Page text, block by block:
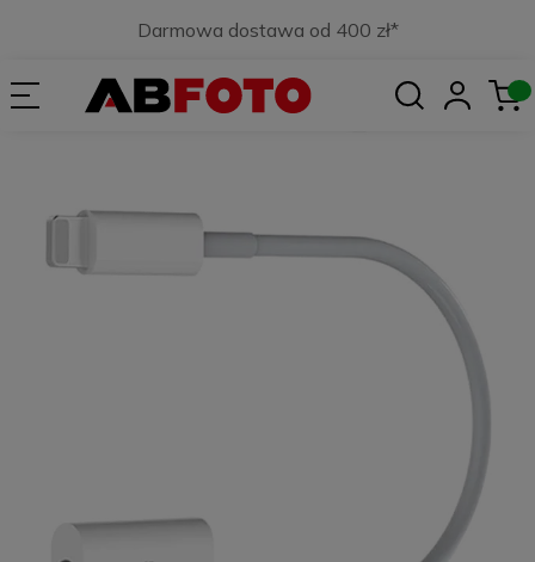
Darmowa dostawa od 400 zł*